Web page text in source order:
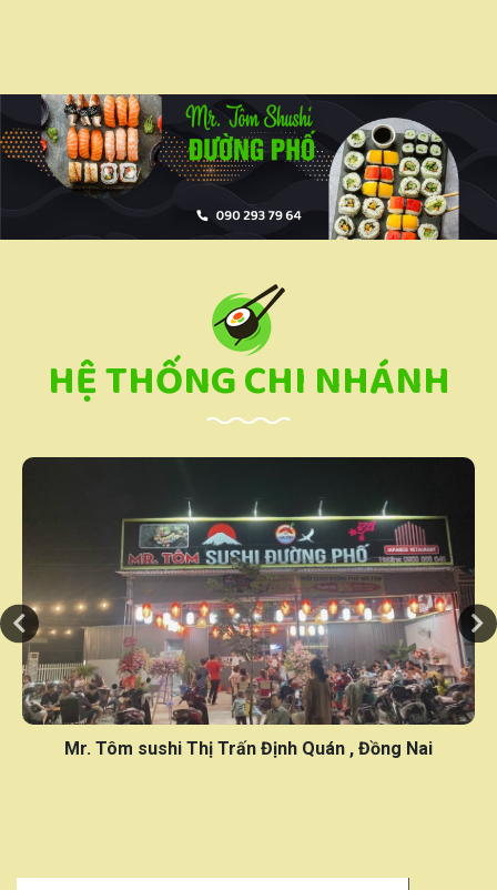
HỆ THỐNG CHI NHÁNH
Mr. Tôm sushi Đường Số 8, TT. Chơn Thành, T. Bình